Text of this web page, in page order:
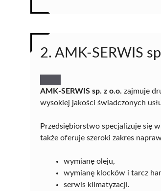
2. AMK-SERWIS
AMK-SERWIS sp. z o.o. zajmuje
wysokiej jakości świadczonych
Przedsiębiorstwo specjalizuje się
także oferuje szeroki zakres
wymianę oleju,
wymianę klocków i tarcz
serwis klimatyzacji.